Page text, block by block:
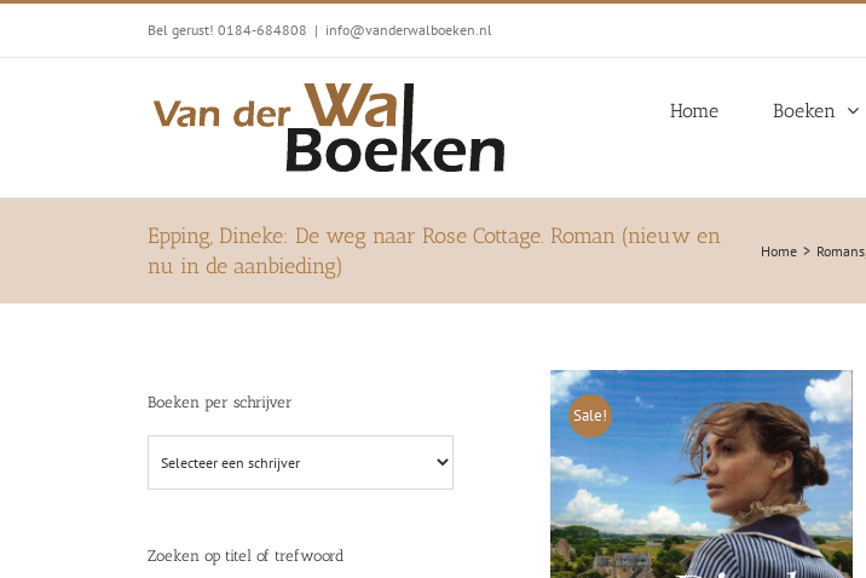
Ga
inhoud
Bel gerust! 0184-684808 | info@vanderwalboeken.nl
Home Boeken
Epping, Dineke: De weg naar Rose Cottage. Roman (nieuw en
nu in de aanbieding)
Home Romans
Sale!
Boeken per schrijver
Zoeken op titel of trefwoord